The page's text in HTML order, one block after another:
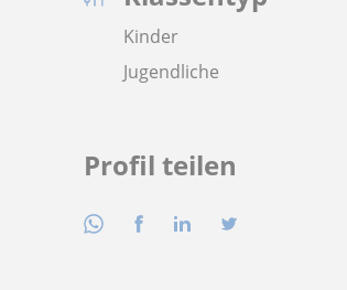
Kinder
Jugendliche
Profil teilen